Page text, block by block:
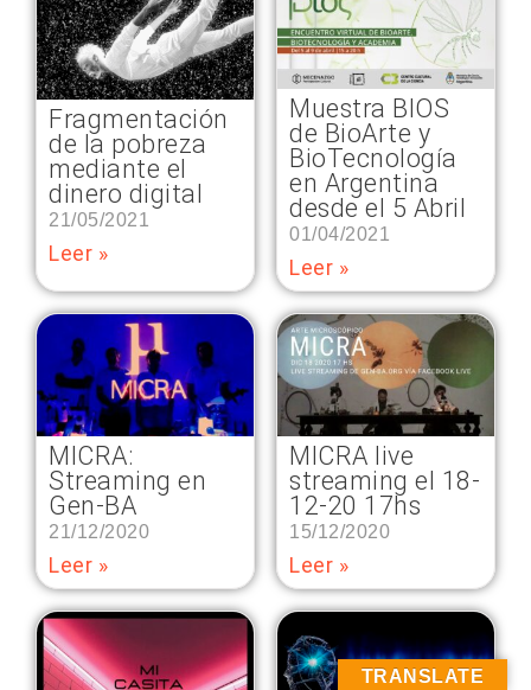
Fragmentación
de la pobreza
mediante el
dinero digital
21/05/2021
Leer »
Muestra BIOS
de BioArte y
BioTecnología
en Argentina
desde el 5 Abril
01/04/2021
Leer »
MICRA:
Streaming en
Gen-BA
21/12/2020
Leer »
MICRA live
streaming el 18-
12-20 17hs
15/12/2020
Leer »
TRANSLATE